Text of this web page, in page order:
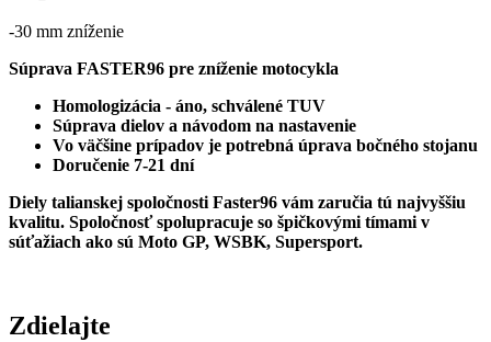
zníženie
/
-30
MM
-30 mm zníženie
Súprava FASTER96 pre zníženie motocykla
Homologizácia - áno, schválené TUV
Súprava dielov a návodom na nastavenie
Vo väčšine prípadov je potrebná úprava bočného stojanu
Doručenie 7-21 dní
Diely talianskej spoločnosti Faster96 vám zaručia tú najvyššiu
kvalitu. Spoločnosť spolupracuje so špičkovými tímami v
súťažiach ako sú Moto GP, WSBK, Supersport.
Zdielajte